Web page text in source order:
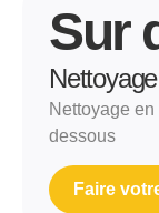
Sur
Nettoyage
dessous
Faire